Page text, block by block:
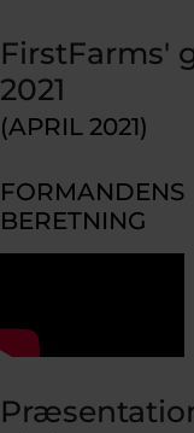
FirstFarms'
2021
(APRIL 2021)
FORMANDENS
BERETNING